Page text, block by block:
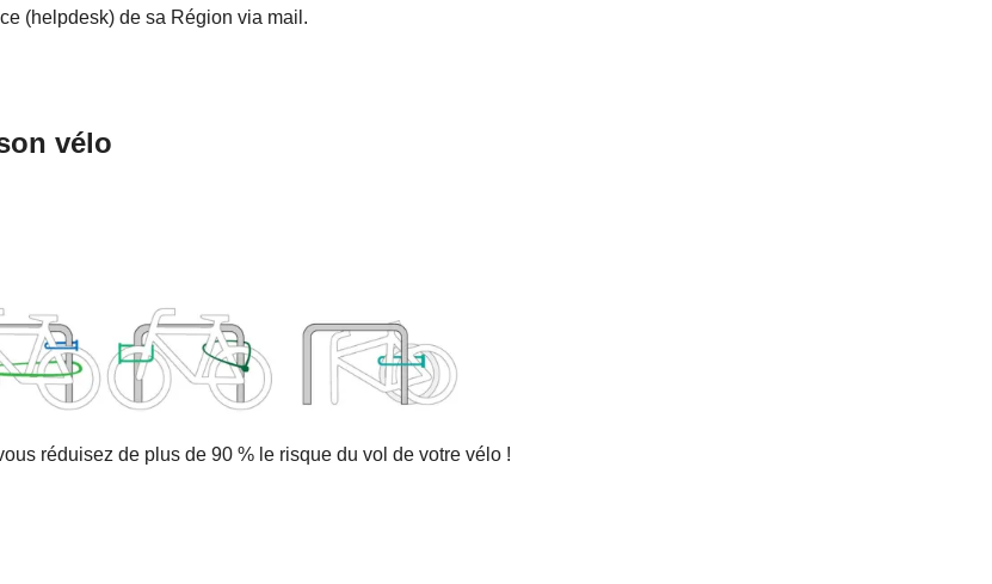
(helpdesk) de sa Région via mail.
vélo
réduisez de plus de 90 % le risque du vol de votre vélo !